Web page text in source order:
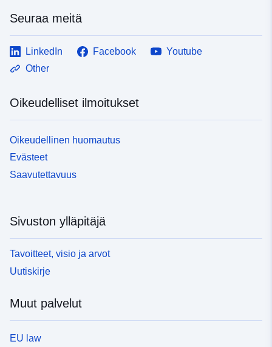
Seuraa meitä
LinkedIn Facebook
Youtube
Other
Oikeudelliset ilmoitukset
Oikeudellinen huomautus
Evästeet
Saavutettavuus
Sivuston ylläpitäjä
Tavoitteet, visio ja arvot
Uutiskirje
Muut palvelut
EU law